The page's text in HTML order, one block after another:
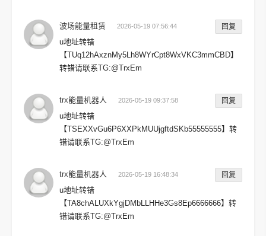
波场能量租赁 2026-05-19 07:56:44 回复
u地址转错
【TUq12hAxznMy5Lh8WYrCpt8WxVKC3mmCBD】
转错请联系TG:@TrxEm
trx能量机器人 2026-05-19 09:37:58 回复
u地址转错
【TSEXXvGu6P6XXPkMUUjgftdSKb55555555】转
错请联系TG:@TrxEm
trx能量机器人 2026-05-19 16:48:34 回复
u地址转错
【TA8chALUXkYgjDMbLLHHe3Gs8Ep6666666】转
错请联系TG:@TrxEm